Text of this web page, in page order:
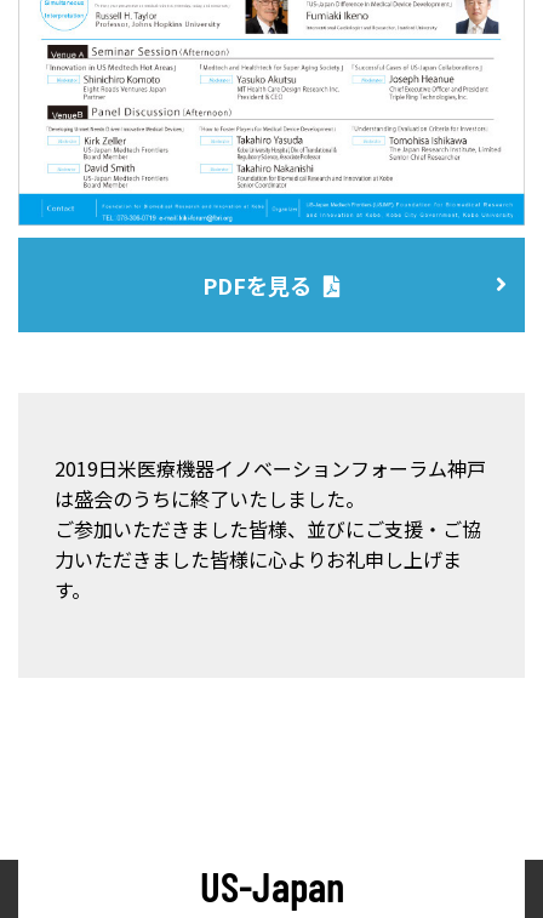
PDFを見る
2019日米医療機器イノベーションフォーラム神戸
は盛会のうちに終了いたしました。
ご参加いただきました皆様、並びにご支援・ご協
力いただきました皆様に心よりお礼申し上げま
す。
US-Japan